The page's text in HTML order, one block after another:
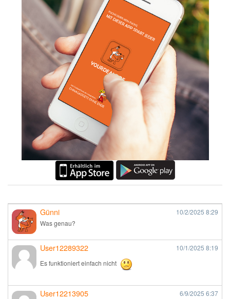
Günni 10/2/2025 8:29
Was genau?
User12289322 10/1/2025 8:19
Es funktioniert einfach nicht
User12213905 6/9/2025 6:37